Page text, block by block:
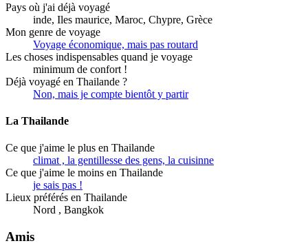
Pays où j'ai déjà voyagé
inde, Iles maurice, Maroc, Chypre, Grèce
Mon genre de voyage
Voyage économique, mais pas routard
Les choses indispensables quand je voyage
minimum de confort !
Déjà voyagé en Thailande ?
Non, mais je compte bientôt y partir
La Thailande
Ce que j'aime le plus en Thailande
climat , la gentillesse des gens, la cuisinne
Ce que j'aime le moins en Thailande
je sais pas !
Lieux préférés en Thailande
Nord , Bangkok
Amis